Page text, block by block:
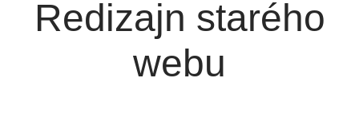
Redizajn starého
webu